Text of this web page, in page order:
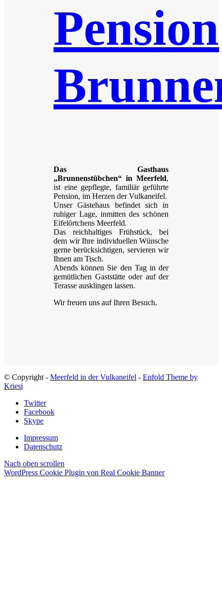
Pension
Das Gasthaus
„Brunnenstübchen“ in Meerfeld,
ist eine gepflegte, familiär geführte
Pension, im Herzen der Vulkaneifel.
Unser Gästehaus befindet sich in
ruhiger Lage, inmitten des schönen
Eifelörtchens Meerfeld.
Das reichhaltiges Frühstück, bei
dem wir Ihre individuellen Wünsche
gerne berücksichtigen, servieren wir
Ihnen am Tisch.
Abends können Sie den Tag in der
gemütlichen Gaststätte oder auf der
Terasse ausklingen lassen.
Wir freuen uns auf Ihren Besuch.
© Copyright - Meerfeld in der Vulkaneifel - Enfold Theme by
Kriesi
Twitter
Facebook
Skype
Impressum
Datenschutz
Nach oben scrollen
WordPress Cookie Plugin von Real Cookie Banner